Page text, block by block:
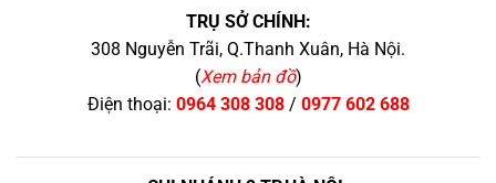
TRỤ SỞ CHÍNH:
308 Nguyễn Trãi, Q.Thanh Xuân, Hà Nội.
(Xem bản đồ)
Điện thoại: 0964 308 308/ 0977 602 688